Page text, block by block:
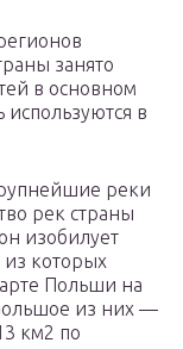
занято
в основном
в
реки
рек страны
изобилует
которых
Польши на
из них —
км2 по